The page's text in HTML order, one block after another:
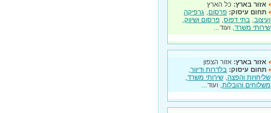
אזור בארץ: כל הארץ
תחום עיסוק: פרסום, גרפיקה
ועיצוב, בתי דפוס, פרסום ושיווק,
שירותי משרד, ועוד...
אזור בארץ: אזור הצפון
תחום עיסוק: בלדרות ודיוור,
שליחויות והפצה, שירותי משרד,
משלוחים והובלות, ועוד...